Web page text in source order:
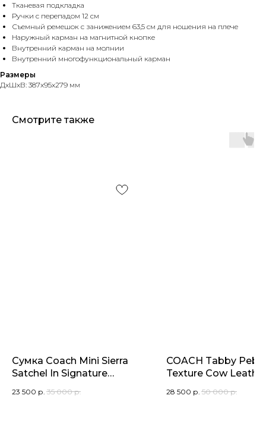
Тканевая подкладка
Ручки с перепадом 12 см
Съемный ремешок с занижением 63,5 см для ношения на плече
Наружный карман на магнитной кнопке
Внутренний карман на молнии
Внутренний многофункциональный карман
Размеры
ДxШxВ: 387x95x279 мм
Смотрите также
Сумка Coach Mini Sierra
Satchel In Signature
23 500 р. 35 000 р.
COACH Tabby
Texture Cow
Bag (чёрная)
28 500 р. 50 000 р.